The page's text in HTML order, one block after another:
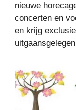
nieuwe
concerten en
en krijg